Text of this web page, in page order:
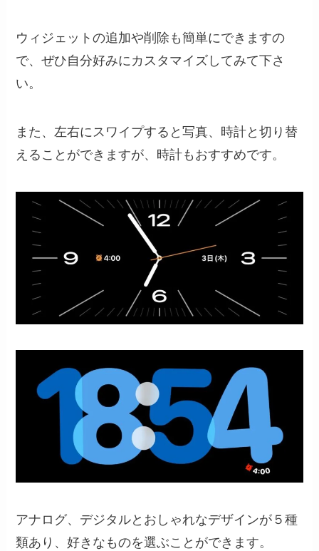
ウィジェットの追加や削除も簡単にできますの
で、ぜひ自分好みにカスタマイズしてみて下さ
い。
また、左右にスワイプすると写真、時計と切り替
えることができますが、時計もおすすめです。
アナログ、デジタルとおしゃれなデザインが５種
類あり、好きなものを選ぶことができます。